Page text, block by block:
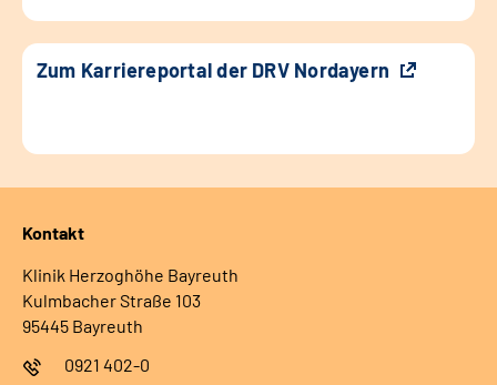
Zum Karriereportal der DRV Nordayern
Kontakt
Klinik Herzoghöhe Bayreuth
Kulmbacher Straße 103
95445 Bayreuth
0921 402-0